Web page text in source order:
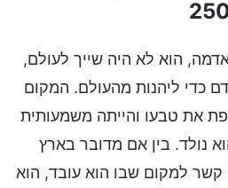
הוא לא היה שייך לעולם,
כדי ליהנות מהעולם. המקום
את טבעו והייתה משמעותית
נולד. בין אם מדובר בארץ
קשר למקום שבו הוא עובד, הוא